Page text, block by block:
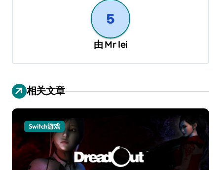
由 Mr lei
相关文章
Switch游戏